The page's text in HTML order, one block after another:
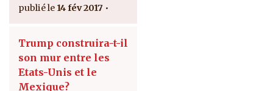
14 fév 2017
Trump construira-t-il
son mur entre les
Etats-Unis et le
Mexique?